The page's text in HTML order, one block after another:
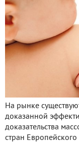
На рынке
доказанной
доказательства
стран